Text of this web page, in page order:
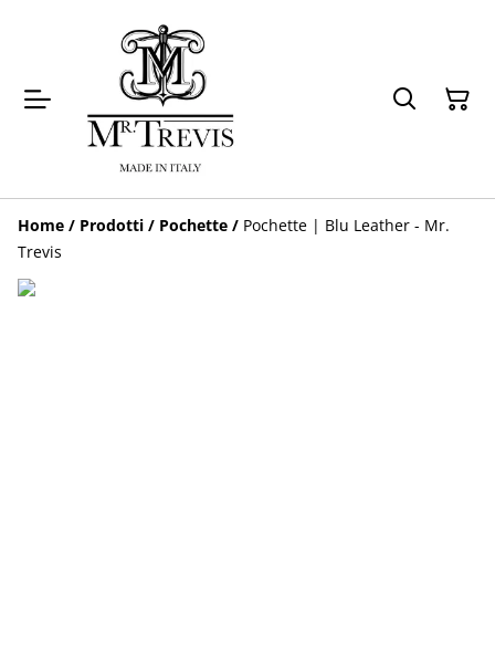
Home / Prodotti / Pochette / Pochette | Blu Leather - Mr.
Trevis